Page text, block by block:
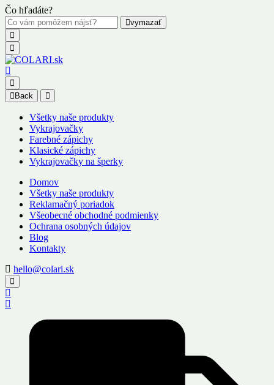
Čo hľadáte?
vymazať
Back
Všetky naše produkty
Vykrajovačky
Farebné zápichy
Klasické zápichy
Vykrajovačky na šperky
Domov
Všetky naše produkty
Reklamačný poriadok
Všeobecné obchodné podmienky
Ochrana osobných údajov
Blog
Kontakty
hello@colari.sk